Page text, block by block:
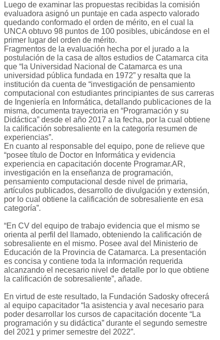
Luego de examinar las propuestas recibidas la comisión
evaluadora asignó un puntaje en cada aspecto valorado
quedando conformado el orden de mérito, en el cual la
UNCA obtuvo 98 puntos de 100 posibles, ubicándose en el
primer lugar del orden de mérito.
Fragmentos de la evaluación hecha por el jurado a la
postulación de la casa de altos estudios de Catamarca cita
que “la Universidad Nacional de Catamarca es una
universidad pública fundada en 1972” y resalta que la
institución da cuenta de “investigación de pensamiento
computacional con estudiantes principiantes de sus carreras
de Ingeniería en Informática, detallando publicaciones de la
misma, documenta trayectoria en “Programación y su
Didáctica” desde el año 2017 a la fecha, por la cual obtiene
la calificación sobresaliente en la categoría resumen de
experiencias”.
En cuanto al responsable del equipo, pone de relieve que
“posee título de Doctor en Informática y evidencia
experiencia en capacitación docente Programar.AR,
investigación en la enseñanza de programación,
pensamiento computacional desde nivel de primaria,
artículos publicados, desarrollo de divulgación y extensión,
por lo cual obtiene la calificación de sobresaliente en esa
categoría”.
“En CV del equipo de trabajo evidencia que el mismo se
orienta al perfil del llamado, obteniendo la calificación de
sobresaliente en el mismo. Posee aval del Ministerio de
Educación de la Provincia de Catamarca. La presentación
es concisa y contiene toda la información requerida
alcanzando el necesario nivel de detalle por lo que obtiene
la calificación de sobresaliente”, añade.
En virtud de este resultado, la Fundación Sadosky ofrecerá
al equipo capacitador “la asistencia y aval necesario para
poder desarrollar los cursos de capacitación docente “La
programación y su didáctica” durante el segundo semestre
del 2021 y primer semestre del 2022”.